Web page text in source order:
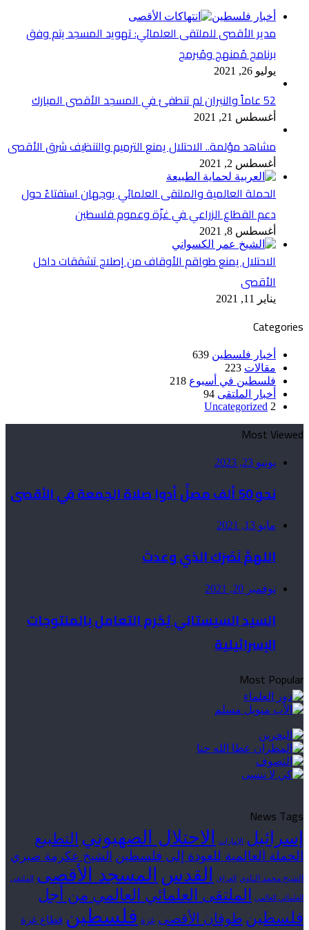
أخبار فلسطين
مدير الأقصى للملتقى العلمائي: تهويد المسجد يتم وفق
برنامج مُمنهج ومُبرمج
يوليو 26, 2021
52 عاماً والنيران لم تنطفئ في المسجد الأقصى المبارك
أغسطس 21, 2021
مشاهد مؤلمة.. الاحتلال يمنع الترميم والتنظيف شرق الأقصى
أغسطس 2, 2021
الحملة العالمية والملتقى العلمائي يوجهان استفتاءً حول
دعم القطاع الزراعي في غزّة وعموم فلسطين
أغسطس 8, 2021
الاحتلال يمنع طواقم الأوقاف من إصلاح تشققات داخل
الأقصى
يناير 11, 2021
Categories
أخبار فلسطين 639
مقالات 223
فلسطين في أسبوع 218
أخبار الملتقى 94
Uncategorized 2
Most Viewed
يونيو 23, 2023
نحو 50 ألف مصلٍّ أدوا صلاة الجمعة في الأقصى
مايو 13, 2021
اللهمَّ نَصْرَك الذي وعدتَ
نوفمبر 20, 2021
السيد السيستاني يُحّرم التعامل بالمنتوجات
الإسرائيلية
Most Popular
News Tags
إسرائيل الإمارات الاحتلال الصهيوني التطبيع
الحملة العالمية للعودة إلى فلسطين الشيخ عكرمة صبري
الشيخ محمد الناوي العراق القدس المسجد الأقصى الملتقى
العلمائي العالمي
الملتقى العلمائي العالمي من أجل
فلسطين طوفان الأقصى غزة فلسطين قطاع غزة